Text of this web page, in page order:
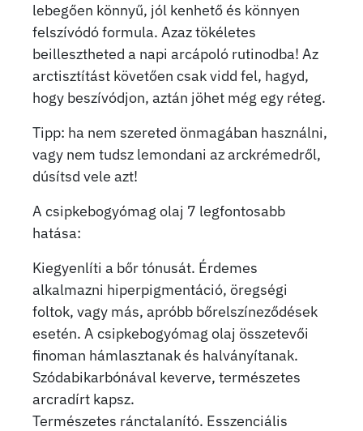
lebegően könnyű, jól kenhető és könnyen
felszívódó formula. Azaz tökéletes
beillesztheted a napi arcápoló rutinodba! Az
arctisztítást követően csak vidd fel, hagyd,
hogy beszívódjon, aztán jöhet még egy réteg.
Tipp: ha nem szereted önmagában használni,
vagy nem tudsz lemondani az arckrémedről,
dúsítsd vele azt!
A csipkebogyómag olaj 7 legfontosabb
hatása:
Kiegyenlíti a bőr tónusát. Érdemes
alkalmazni hiperpigmentáció, öregségi
foltok, vagy más, apróbb bőrelszíneződések
esetén. A csipkebogyómag olaj összetevői
finoman hámlasztanak és halványítanak.
Szódabikarbónával keverve, természetes
arcradírt kapsz.
Természetes ránctalanító. Esszenciális